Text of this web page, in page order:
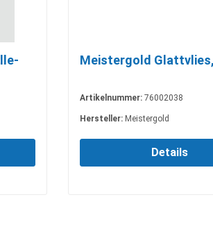
Meistergold
Artikelnummer: 76002038
Hersteller: Meistergold
Details